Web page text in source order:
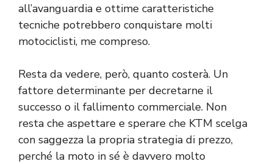
all’avanguardia e ottime caratteristiche
tecniche potrebbero conquistare molti
motociclisti, me compreso.
Resta da vedere, però, quanto costerà. Un
fattore determinante per decretarne il
successo o il fallimento commerciale. Non
resta che aspettare e sperare che KTM scelga
con saggezza la propria strategia di prezzo,
perché la moto in sé è davvero molto